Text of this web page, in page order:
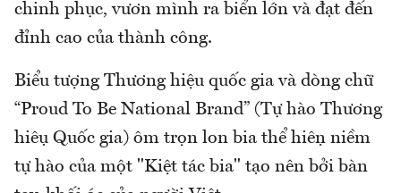
chinh phục, vươn mình ra biển lớn và đạt đến
đỉnh cao của thành công.
Biểu tượng Thương hiệu quốc gia và dòng chữ
“Proud To Be National Brand” (Tự hào Thương
hiệu Quốc gia) ôm trọn lon bia thể hiện niềm
tự hào của một "Kiệt tác bia" tạo nên bởi bàn